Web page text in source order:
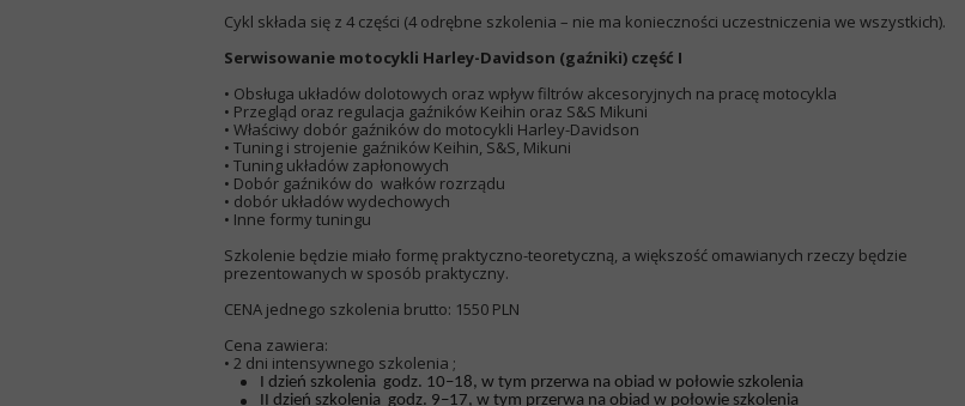
Cykl składa się z 4 części (4 odrębne szkolenia – nie ma konieczności uczestniczenia we wszystkich).
Serwisowanie motocykli Harley-Davidson (gaźniki) część I
• Obsługa układów dolotowych oraz wpływ filtrów akcesoryjnych na pracę motocykla
• Przegląd oraz regulacja gaźników Keihin oraz S&S Mikuni
• Właściwy dobór gaźników do motocykli Harley-Davidson
• Tuning i strojenie gaźników Keihin, S&S, Mikuni
• Tuning układów zapłonowych
• Dobór gaźników do wałków rozrządu
• dobór układów wydechowych
• Inne formy tuningu
Szkolenie będzie miało formę praktyczno-teoretyczną, a większość omawianych rzeczy będzie
prezentowanych w sposób praktyczny.
CENA jednego szkolenia brutto: 1550 PLN
Cena zawiera:
• 2 dni intensywnego szkolenia ;
I dzień szkolenia godz. 10–18, w tym przerwa na obiad w połowie szkolenia
II dzień szkolenia godz. 9–17, w tym przerwa na obiad w połowie szkolenia